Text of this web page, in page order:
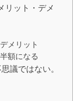
リット・デメ
メリット
額になる
議ではない。